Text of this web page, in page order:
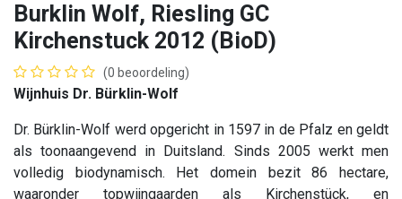
Burklin Wolf, Riesling GC
Kirchenstuck 2012 (BioD)
(0 beoordeling)
Wijnhuis Dr. Bürklin-Wolf
Dr. Bürklin-Wolf werd opgericht in 1597 in de Pfalz en geldt
als toonaangevend in Duitsland. Sinds 2005 werkt men
volledig biodynamisch. Het domein bezit 86 hectare,
waaronder topwijngaarden als Kirchenstück, en